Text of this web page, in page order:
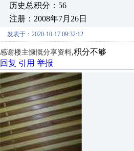
历史总积分：56
注册：2008年7月26日
发表于：2020-10-17 09:32:12
感谢楼主慷慨分享资料,积分不够
回复 引用 举报